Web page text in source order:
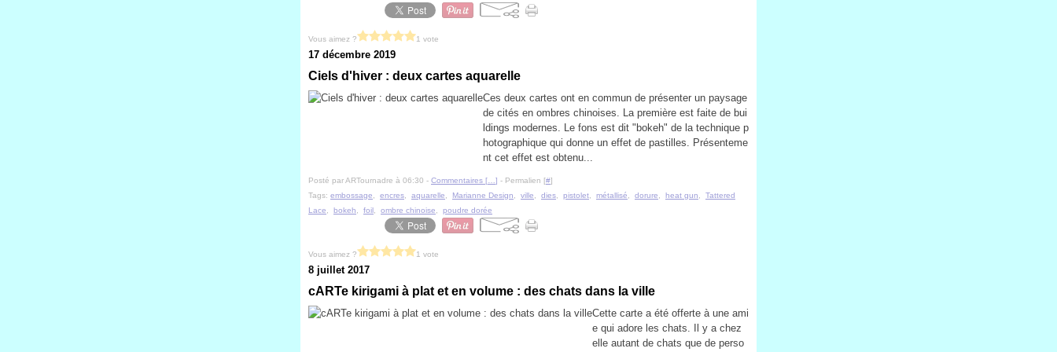
Vous aimez ? 1 vote
17 décembre 2019
Ciels d'hiver : deux cartes aquarelle
Ces deux cartes ont en commun de présenter un paysage
de cités en ombres chinoises. La première est faite de bui
ldings modernes. Le fons est dit "bokeh" de la technique p
hotographique qui donne un effet de pastilles. Présenteme
nt cet effet est obtenu...
Posté par ARTournadre à 06:30 - Commentaires [ ] - Permalien [#]
Tags: embossage encres aquarelle Marianne Design ville dies pistolet métallisé dorure heat gun
Tattered
Lace
bokeh foil ombre chinoise poudre dorée
Vous aimez ? 1 vote
8 juillet 2017
cARTe kirigami à plat et en volume : des chats dans la ville
Cette carte a été offerte à une ami
e qui adore les chats. Il y a chez
elle autant de chats que de perso